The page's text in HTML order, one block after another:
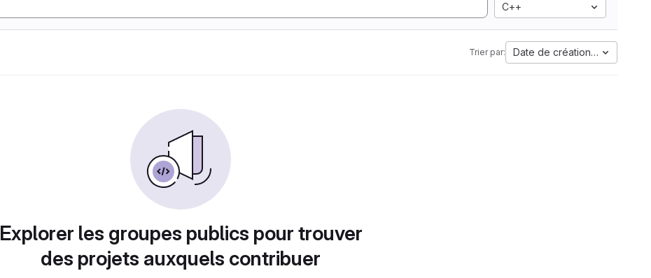
C++
Trier par: Date de création la plus
Explorer les groupes publics pour trouver
des projets auxquels contribuer